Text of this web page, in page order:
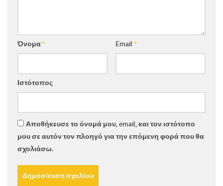
Όνομα* Email *
Ιστότοπος
Αποθήκευσε το όνομά μου, email, και τον ιστότοπο
μου σε αυτόν τον πλοηγό για την επόμενη φορά που θα
σχολιάσω.